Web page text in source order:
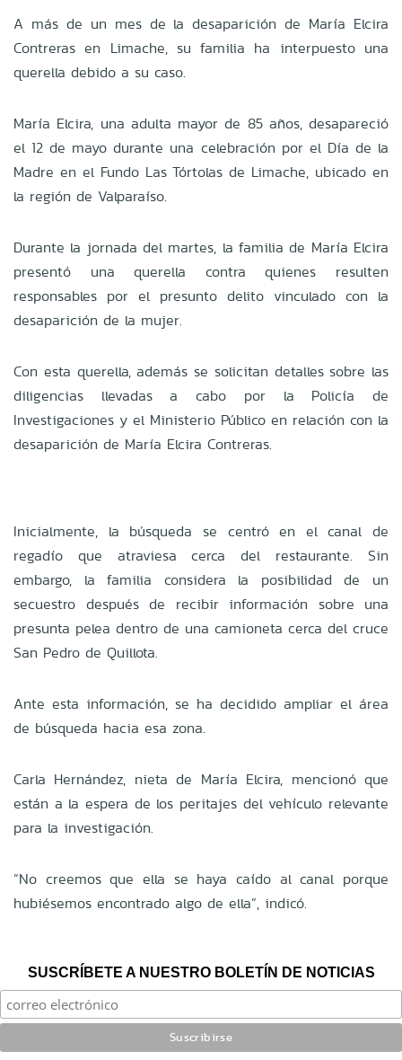
A más de un mes de la desaparición de María Elcira
Contreras en Limache, su familia ha interpuesto una
querella debido a su caso.
María Elcira, una adulta mayor de 85 años, desapareció
el 12 de mayo durante una celebración por el Día de la
Madre en el Fundo Las Tórtolas de Limache, ubicado en
la región de Valparaíso.
Durante la jornada del martes, la familia de María Elcira
presentó una querella contra quienes resulten
responsables por el presunto delito vinculado con la
desaparición de la mujer.
Con esta querella, además se solicitan detalles sobre las
diligencias llevadas a cabo por la Policía de
Investigaciones y el Ministerio Público en relación con la
desaparición de María Elcira Contreras.
Inicialmente, la búsqueda se centró en el canal de
regadío que atraviesa cerca del restaurante. Sin
embargo, la familia considera la posibilidad de un
secuestro después de recibir información sobre una
presunta pelea dentro de una camioneta cerca del cruce
San Pedro de Quillota.
Ante esta información, se ha decidido ampliar el área
de búsqueda hacia esa zona.
Carla Hernández, nieta de María Elcira, mencionó que
están a la espera de los peritajes del vehículo relevante
para la investigación.
“No creemos que ella se haya caído al canal porque
hubiésemos encontrado algo de ella”, indicó.
SUSCRÍBETE A NUESTRO BOLETÍN DE NOTICIAS